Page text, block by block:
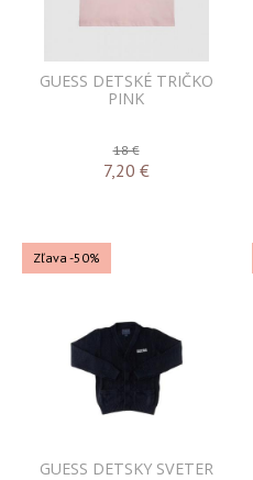
GUESS DETSKÉ TRIČKO
PINK
18 €
7,20 €
Zľava -50%
GUESS DETSKY SVETER